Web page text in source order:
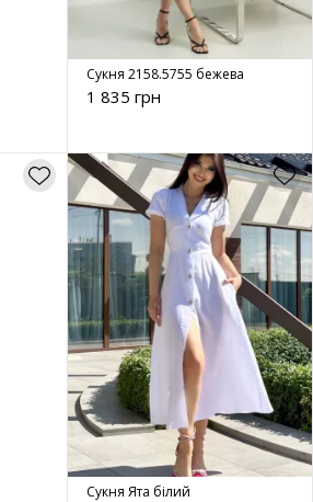
Сукня 2158.5755 бежева
1 835 грн
Сукня Ята білий